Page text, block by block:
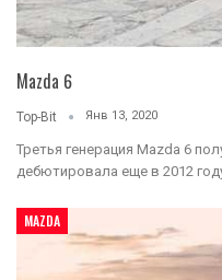
Mazda 6
Top-Bit Янв 13, 2020
Третья генерация Mazda 6
дебютировала еще в 2012
MAZDA